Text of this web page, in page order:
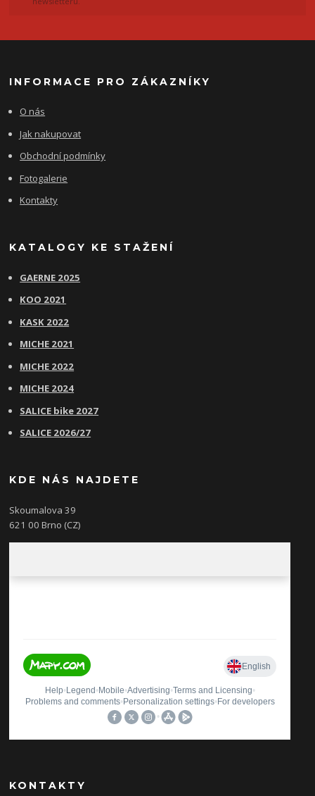
INFORMACE PRO ZÁKAZNÍKY
O nás
Jak nakupovat
Obchodní podmínky
Fotogalerie
Kontakty
KATALOGY KE STAŽENÍ
GAERNE 2025
KOO 2021
KASK 2022
MICHE 2021
MICHE 2022
MICHE 2024
SALICE bike 2027
SALICE 2026/27
KDE NÁS NAJDETE
Skoumalova 39
621 00 Brno (CZ)
KONTAKTY